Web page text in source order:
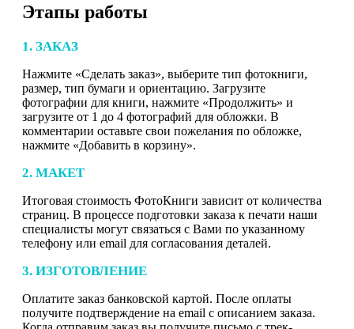
Этапы работы
1. ЗАКАЗ
Нажмите «Сделать заказ», выберите тип фотокниги,
размер, тип бумаги и ориентацию. Загрузите
фотографии для книги, нажмите «Продолжить» и
загрузите от 1 до 4 фотографий для обложки. В
комментарии оставьте свои пожелания по обложке,
нажмите «Добавить в корзину».
2. МАКЕТ
Итоговая стоимость ФотоКниги зависит от количества
страниц. В процессе подготовки заказа к печати наши
специалисты могут связаться с Вами по указанному
телефону или email для согласования деталей.
3. ИЗГОТОВЛЕНИЕ
Оплатите заказ банковской картой. После оплаты
получите подтверждение на email с описанием заказа.